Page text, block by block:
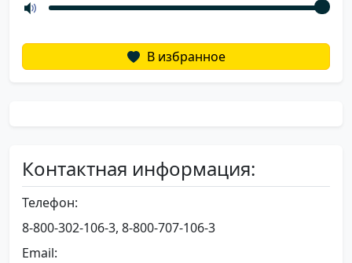
В избранное
Контактная информация:
Телефон:
8-800-302-106-3, 8-800-707-106-3
Email: